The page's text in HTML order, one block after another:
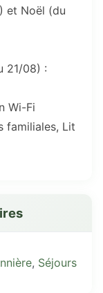
et Noël (du
21/08) :
Wi-Fi
familiales, Lit
, Séjours